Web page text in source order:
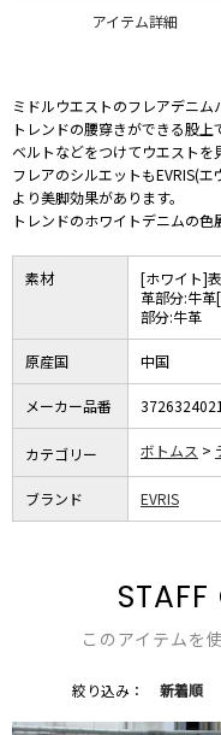
アイテム詳細
ミドルウエストのフレアデニム
トレンドの腰穿きができる股上
ベルトなどをつけてウエストを
フレアのシルエットもEVRIS(
より美脚効果があります。
トレンドのホワイトデニムの色
素材
[ホワイト]
革部分:牛
部分:牛革
原産国 中国
メーカー品番 3726324021
カテゴリー ボトムス
ブランド EVRIS
このアイテムを
絞り込み： 新着順